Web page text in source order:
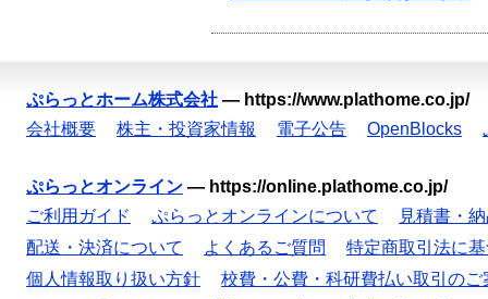
ぷらっとホーム株式会社 — https://www.plathome.co.jp/
会社概要
株主・投資家情報 電子公告 OpenBlocks
ぷらっとオンライン — https://online.plathome.co.jp/
ご利用ガイド
ぷらっとオンラインについて
見積書・
配送・決済について
よくあるご質問
特定商取引法に
個人情報取り扱い方針
校費・公費・科研費払い取引のご